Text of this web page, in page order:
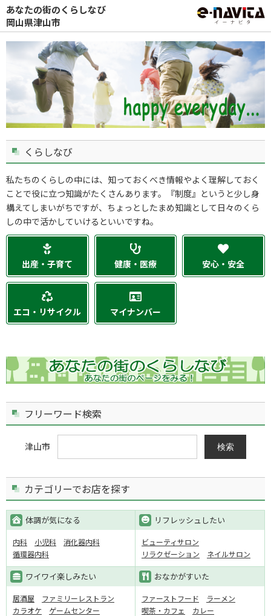
あなたの街のくらしなび
岡山県津山市
くらしなび
私たちのくらしの中には、知っておくべき情報やよく理解しておく
ことで役に立つ知識がたくさんあります。『制度』というと少し身
構えてしまいがちですが、ちょっとしたまめ知識として日々のくら
しの中で活かしていけるといいですね。
出産・子育て 健康・医療 安心・安全
エコ・リサイクル マイナンバー
フリーワード検索
津山市 検索
カテゴリーでお店を探す
体調が気になる
内科 小児科
消化器内科
循環器内科
リフレッシュしたい
ビューティサロン
リラクゼーション
ネイルサロン
ワイワイ楽しみたい
居酒屋
ファミリーレストラン
カラオケ
ゲームセンター
おなかがすいた
ファーストフード
ラーメン
喫茶・カフェ
カレー